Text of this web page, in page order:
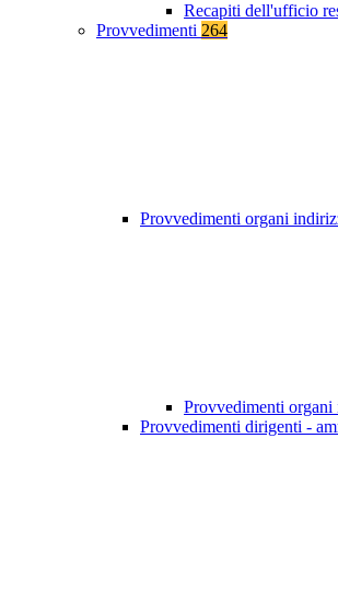
Recapiti dell'ufficio
Provvedimenti 264
Provvedimenti organi
Provvedimenti
Provvedimenti dirigenti -